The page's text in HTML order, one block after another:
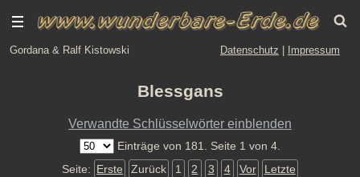
Gordana & Ralf Kistowski Datenschutz Impressum
Blessgans
Verwandte Schlüsselwörter einblenden
Einträge von 181. Seite 1 von 4.
Seite: Erste Zurück 1 2 3 4 Vor Letzte